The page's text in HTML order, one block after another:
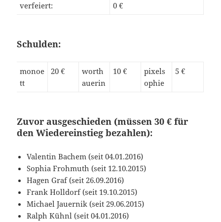
verfeiert:
0 €
Schulden:
monoe
tt
20 €
worth
auerin
10 €
pixels
ophie
5 €
Zuvor ausgeschieden (müssen 30 € für
den Wiedereinstieg bezahlen):
Valentin Bachem (seit 04.01.2016)
Sophia Frohmuth (seit 12.10.2015)
Hagen Graf (seit 26.09.2016)
Frank Holldorf (seit 19.10.2015)
Michael Jauernik (seit 29.06.2015)
Ralph Kühnl (seit 04.01.2016)